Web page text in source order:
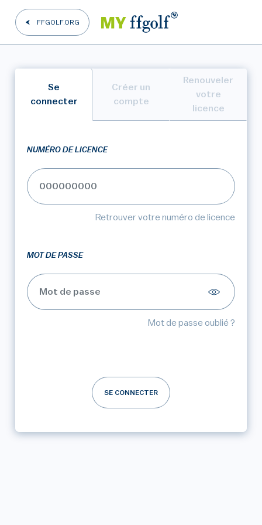
FFGOLF.ORG
Se
connecter
Créer un
compte
Renouveler
votre
licence
NUMÉRO DE LICENCE
Retrouver votre numéro de licence
MOT DE PASSE
Mot de passe oublié ?
SE CONNECTER